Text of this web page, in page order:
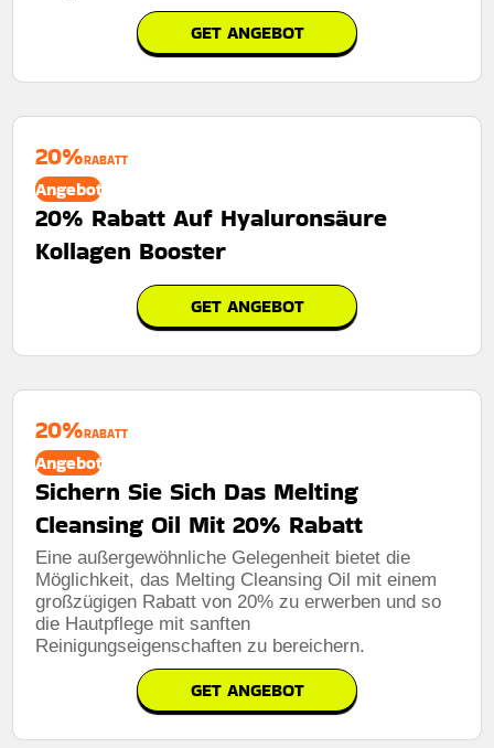
GET ANGEBOT
20%RABATT
Angebot
20% Rabatt Auf Hyaluronsäure
Kollagen Booster
GET ANGEBOT
20%RABATT
Angebot
Sichern Sie Sich Das Melting
Cleansing Oil Mit 20% Rabatt
Eine außergewöhnliche Gelegenheit bietet die
Möglichkeit, das Melting Cleansing Oil mit einem
großzügigen Rabatt von 20% zu erwerben und so
die Hautpflege mit sanften
Reinigungseigenschaften zu bereichern.
GET ANGEBOT